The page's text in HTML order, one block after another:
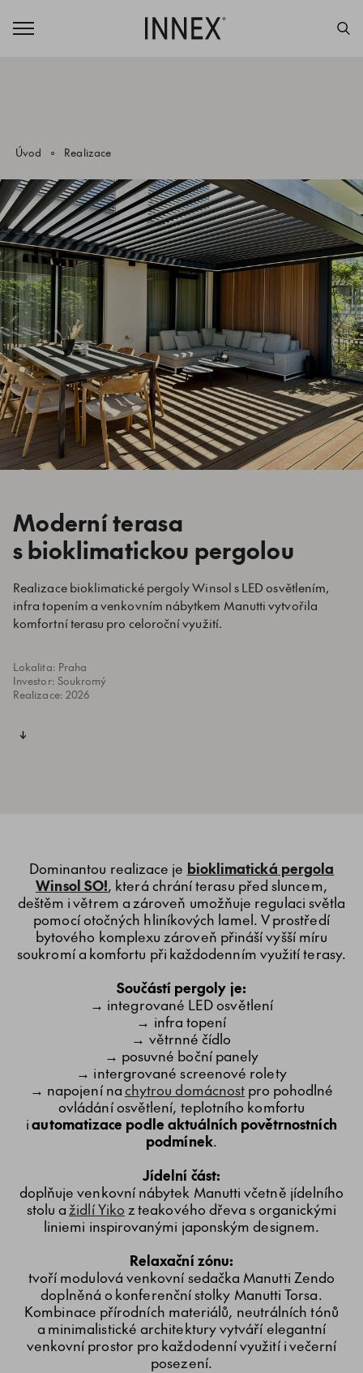
Úvod Realizace
Moderní terasa
s bioklimatickou pergolou
Realizace bioklimatické pergoly Winsol s LED osvětlením,
infra topením a venkovním nábytkem Manutti vytvořila
komfortní terasu pro celoroční využití.
Lokalita: Praha
Investor: Soukromý
Realizace: 2026
Dominantou realizace je bioklimatická pergola
Winsol SO!, která chrání terasu před sluncem,
deštěm i větrem a zároveň umožňuje regulaci světla
pomocí otočných hliníkových lamel. V prostředí
bytového komplexu zároveň přináší vyšší míru
soukromí a komfortu při každodenním využití terasy.
Součástí pergoly je:
→ integrované LED osvětlení
→ infra topení
→ větrnné čídlo
→ posuvné boční panely
→ intergrované screenové rolety
→ napojení nachytrou domácnost pro pohodlné
ovládání osvětlení, teplotního komfortu
iautomatizace podle aktuálních povětrnostních
podmínek.
Jídelní část:
doplňuje venkovní nábytek Manutti včetně jídelního
stolu a židlí Yiko z teakového dřeva s organickými
liniemi inspirovanými japonským designem.
Relaxační zónu:
tvoří modulová venkovní sedačka Manutti Zendo
doplněná o konferenční stolky Manutti Torsa.
Kombinace přírodních materiálů, neutrálních tónů
a minimalistické architektury vytváří elegantní
venkovní prostor pro každodenní využití i večerní
posezení.